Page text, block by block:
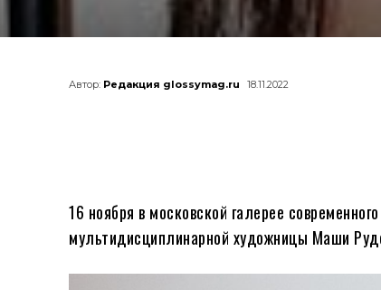
Автор: Редакция glossymag.ru 18.11.2022
16 ноября в московской галерее
мультидисциплинарной художницы Маши